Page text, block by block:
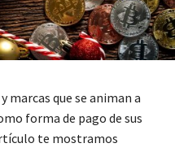
marcas que se animan a
forma de pago de sus
te mostramos